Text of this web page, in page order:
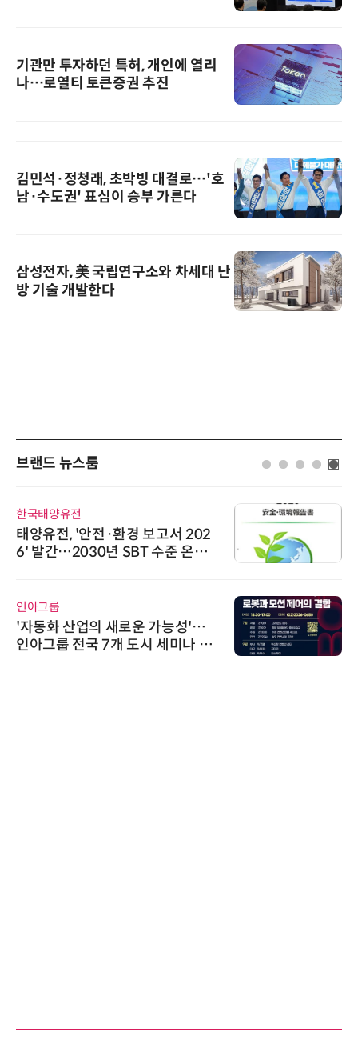
기관만 투자하던 특허, 개인에 열리
나…로열티 토큰증권 추진
김민석·정청래, 초박빙 대결로…'호
남·수도권' 표심이 승부 가른다
삼성전자, 美 국립연구소와 차세대 난
방 기술 개발한다
브랜드 뉴스룸
한국태양유전
태양유전, '안전·환경 보고서 202
6' 발간…2030년 SBT 수준 온실
인아그룹
'자동화 산업의 새로운 가능성'…
인아그룹 전국 7개 도시 세미나 페